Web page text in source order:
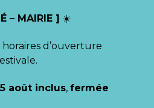
– MAIRIE ] ☀️
horaires d’ouverture
août inclus, fermée